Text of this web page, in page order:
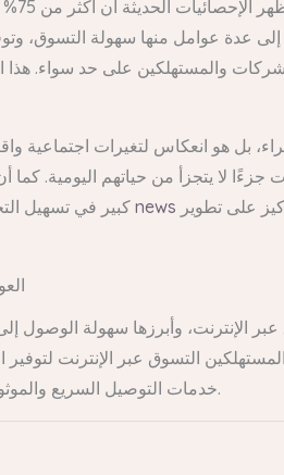
إلى عدة عوامل منها سهولة
والمستهلكين على حد سواء.
بل هو انعكاس لتغيرات اجتماعية
لا يتجزأ من حياتهم اليومية.
news
وأبرزها سهولة الوصول
التسوق عبر الإنترنت لتوفير
خدمات التوصيل السريع والموثوقة تلعب دورًا هامًا في تشجيع المستهلكين على التسوق عبر الإنترنت.